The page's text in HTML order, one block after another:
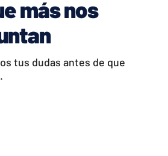
más nos
tus dudas antes de que